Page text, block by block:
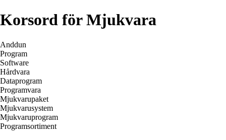
Korsord för Mjukvara
Anddun
Program
Software
Hårdvara
Dataprogram
Programvara
Mjukvarupaket
Mjukvarusystem
Mjukvaruprogram
Programsortiment